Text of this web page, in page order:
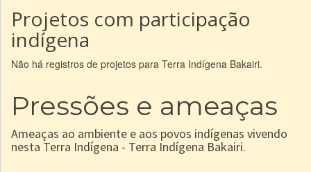
Projetos com participação
indígena
Não há registros de projetos para Terra Indígena Bakairi.
Pressões e ameaças
Ameaças ao ambiente e aos povos indígenas vivendo
nesta Terra Indígena - Terra Indígena Bakairi.